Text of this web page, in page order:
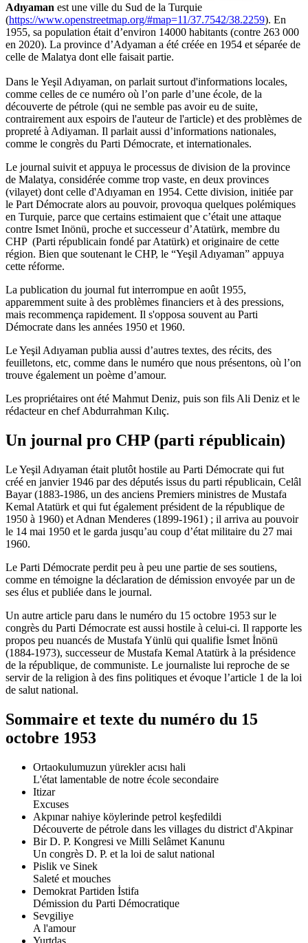
Adıyaman est une ville du Sud de la Turquie
(https://www.openstreetmap.org/#map=11/37.7542/38.2259). En
1955, sa population était d’environ 14000 habitants (contre 263 000
en 2020). La province d’Adyaman a été créée en 1954 et séparée de
celle de Malatya dont elle faisait partie.
Dans le Yeşil Adıyaman, on parlait surtout d'informations locales,
comme celles de ce numéro où l’on parle d’une école, de la
découverte de pétrole (qui ne semble pas avoir eu de suite,
contrairement aux espoirs de l'auteur de l'article) et des problèmes de
propreté à Adiyaman. Il parlait aussi d’informations nationales,
comme le congrès du Parti Démocrate, et internationales.
Le journal suivit et appuya le processus de division de la province
de Malatya, considérée comme trop vaste, en deux provinces
(vilayet) dont celle d'Adıyaman en 1954. Cette division, initiée par
le Part Démocrate alors au pouvoir, provoqua quelques polémiques
en Turquie, parce que certains estimaient que c’était une attaque
contre Ismet Inönü, proche et successeur d’Atatürk, membre du
CHP (Parti républicain fondé par Atatürk) et originaire de cette
région. Bien que soutenant le CHP, le “Yeşil Adıyaman” appuya
cette réforme.
La publication du journal fut interrompue en août 1955,
apparemment suite à des problèmes financiers et à des pressions,
mais recommença rapidement. Il s'opposa souvent au Parti
Démocrate dans les années 1950 et 1960.
Le Yeşil Adıyaman publia aussi d’autres textes, des récits, des
feuilletons, etc, comme dans le numéro que nous présentons, où l’on
trouve également un poème d’amour.
Les propriétaires ont été Mahmut Deniz, puis son fils Ali Deniz et le
rédacteur en chef Abdurrahman Kılıç.
Un journal pro CHP (parti républicain)
Le Yeşil Adıyaman était plutôt hostile au Parti Démocrate qui fut
créé en janvier 1946 par des députés issus du parti républicain, Celâl
Bayar (1883-1986, un des anciens Premiers ministres de Mustafa
Kemal Atatürk et qui fut également président de la république de
1950 à 1960) et Adnan Menderes (1899-1961) ; il arriva au pouvoir
le 14 mai 1950 et le garda jusqu’au coup d’état militaire du 27 mai
1960.
Le Parti Démocrate perdit peu à peu une partie de ses soutiens,
comme en témoigne la déclaration de démission envoyée par un de
ses élus et publiée dans le journal.
Un autre article paru dans le numéro du 15 octobre 1953 sur le
congrès du Parti Démocrate est aussi hostile à celui-ci. Il rapporte les
propos peu nuancés de Mustafa Yünlü qui qualifie İsmet İnönü
(1884-1973), successeur de Mustafa Kemal Atatürk à la présidence
de la république, de communiste. Le journaliste lui reproche de se
servir de la religion à des fins politiques et évoque l’article 1 de la loi
de salut national.
Sommaire et texte du numéro du 15
octobre 1953
Ortaokulumuzun yürekler acısı hali
L'état lamentable de notre école secondaire
Itizar
Excuses
Akpınar nahiye köylerinde petrol keşfedildi
Découverte de pétrole dans les villages du district d'Akpinar
Bir D. P. Kongresi ve Milli Selâmet Kanunu
Un congrès D. P. et la loi de salut national
Pislik ve Sinek
Saleté et mouches
Demokrat Partiden İstifa
Démission du Parti Démocratique
Sevgiliye
A l'amour
Yurtdaş